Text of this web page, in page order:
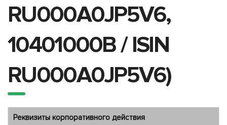
RU000A0JP5V6,
10401000B / ISIN
RU000A0JP5V6)
Реквизиты корпоративного действия